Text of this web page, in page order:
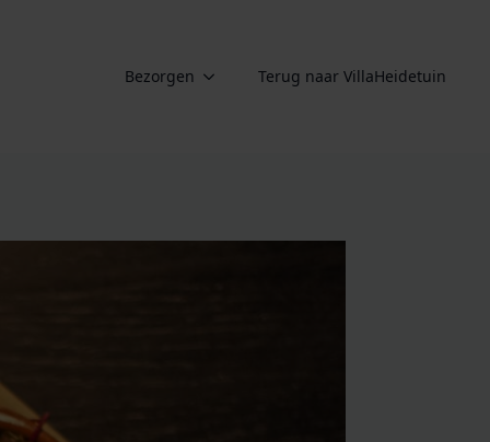
Bezorgen Terug naar VillaHeidetuin